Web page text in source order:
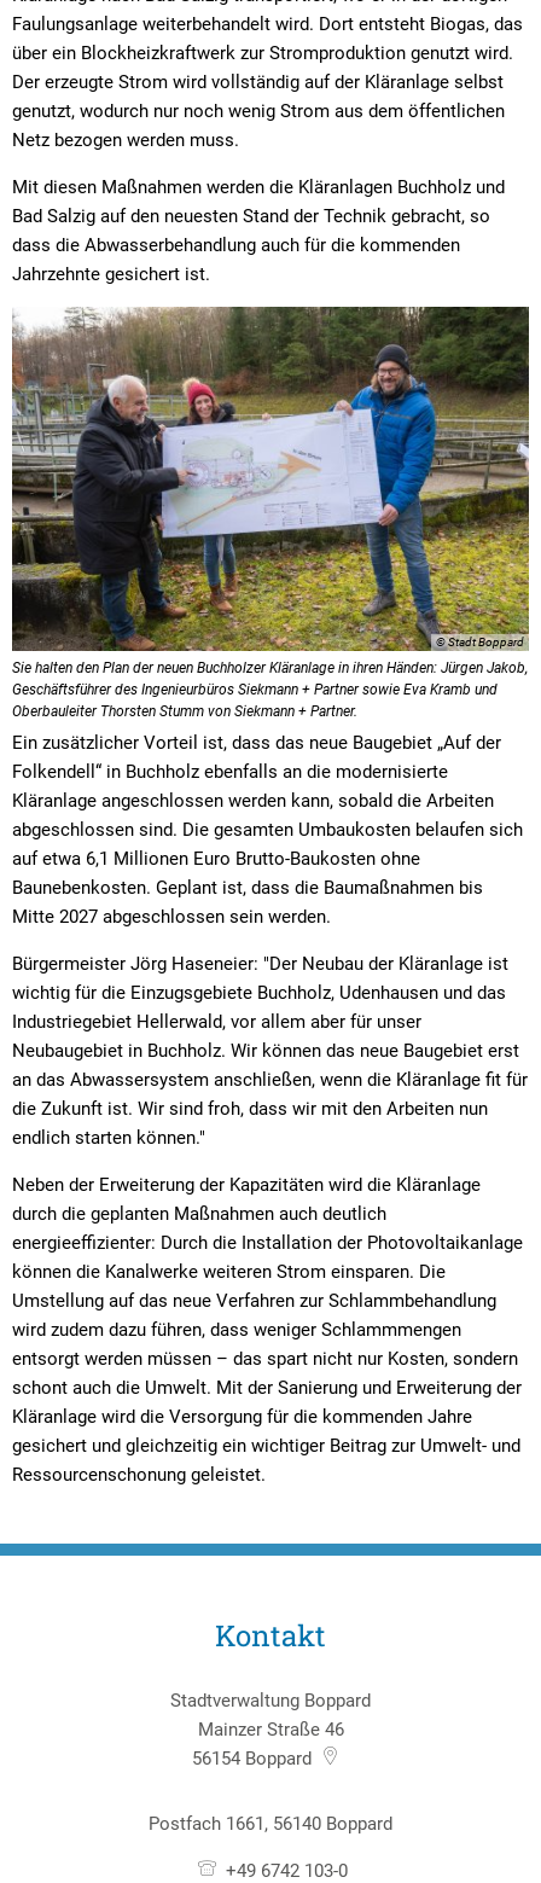
Faulungsanlage weiterbehandelt wird. Dort entsteht Biogas, das
über ein Blockheizkraftwerk zur Stromproduktion genutzt wird.
Der erzeugte Strom wird vollständig auf der Kläranlage selbst
genutzt, wodurch nur noch wenig Strom aus dem öffentlichen
Netz bezogen werden muss.
Mit diesen Maßnahmen werden die Kläranlagen Buchholz und
Bad Salzig auf den neuesten Stand der Technik gebracht, so
dass die Abwasserbehandlung auch für die kommenden
Jahrzehnte gesichert ist.
© Stadt Boppard
Sie halten den Plan der neuen Buchholzer Kläranlage in ihren Händen: Jürgen Jakob,
Geschäftsführer des Ingenieurbüros Siekmann + Partner sowie Eva Kramb und
Oberbauleiter Thorsten Stumm von Siekmann + Partner.
Ein zusätzlicher Vorteil ist, dass das neue Baugebiet „Auf der
Folkendell“ in Buchholz ebenfalls an die modernisierte
Kläranlage angeschlossen werden kann, sobald die Arbeiten
abgeschlossen sind. Die gesamten Umbaukosten belaufen sich
auf etwa 6,1 Millionen Euro Brutto-Baukosten ohne
Baunebenkosten. Geplant ist, dass die Baumaßnahmen bis
Mitte 2027 abgeschlossen sein werden.
Bürgermeister Jörg Haseneier: "Der Neubau der Kläranlage ist
wichtig für die Einzugsgebiete Buchholz, Udenhausen und das
Industriegebiet Hellerwald, vor allem aber für unser
Neubaugebiet in Buchholz. Wir können das neue Baugebiet erst
an das Abwassersystem anschließen, wenn die Kläranlage fit für
die Zukunft ist. Wir sind froh, dass wir mit den Arbeiten nun
endlich starten können."
Neben der Erweiterung der Kapazitäten wird die Kläranlage
durch die geplanten Maßnahmen auch deutlich
energieeffizienter: Durch die Installation der Photovoltaikanlage
können die Kanalwerke weiteren Strom einsparen. Die
Umstellung auf das neue Verfahren zur Schlammbehandlung
wird zudem dazu führen, dass weniger Schlammmengen
entsorgt werden müssen – das spart nicht nur Kosten, sondern
schont auch die Umwelt. Mit der Sanierung und Erweiterung der
Kläranlage wird die Versorgung für die kommenden Jahre
gesichert und gleichzeitig ein wichtiger Beitrag zur Umwelt- und
Ressourcenschonung geleistet.
Kontakt
Stadtverwaltung Boppard
Mainzer Straße 46
56154 Boppard
Postfach 1661, 56140 Boppard
+49 6742 103-0